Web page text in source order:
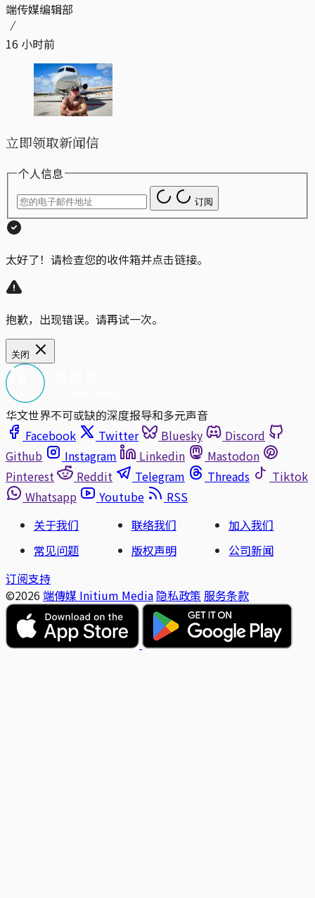
端传媒编辑部
16 小时前
立即领取新闻信
个人信息
订阅
太好了！请检查您的收件箱并点击链接。
抱歉，出现错误。请再试一次。
关闭
华文世界不可或缺的深度报导和多元声音
Facebook
Twitter Bluesky
Discord
Github
Instagram Linkedin
Mastodon
Pinterest
Reddit Telegram Threads
Tiktok
Whatsapp
Youtube
RSS
关于我们
联络我们
加入我们
常见问题
版权声明
公司新闻
订阅支持
©2026 端傳媒 Initium Media 隐私政策 服务条款